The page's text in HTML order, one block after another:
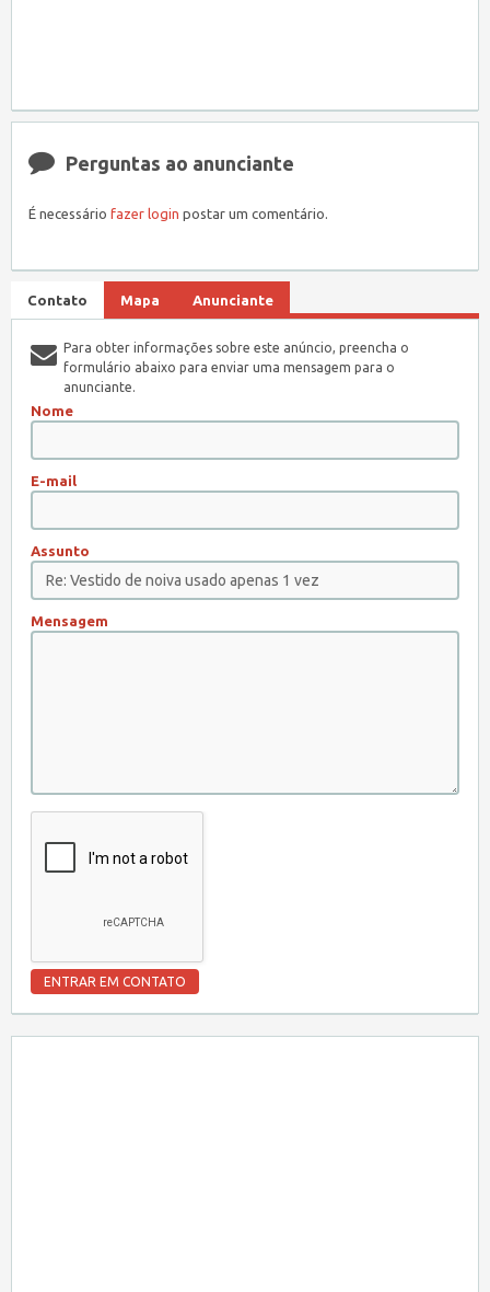
Perguntas ao anunciante
É necessário fazer login postar um comentário.
Contato Mapa Anunciante
Para obter informações sobre este anúncio, preencha o
formulário abaixo para enviar uma mensagem para o
anunciante.
Nome
E-mail
Assunto
Mensagem